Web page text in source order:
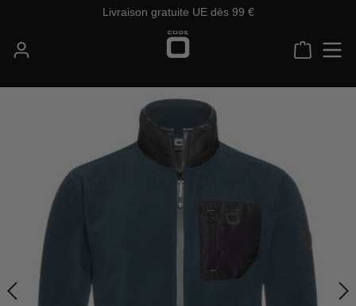
Passer au contenu principalLivraison gratuite UE dès 99 €
Le